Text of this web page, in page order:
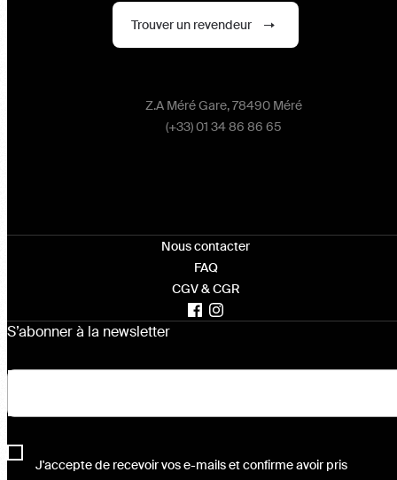
Trouver un revendeur
Z.A Méré Gare, 78490 Méré
(+33) 01 34 86 86 65
Nous contacter
FAQ
CGV & CGR
S’abonner à la newsletter
J'accepte de recevoir vos e-mails et confirme avoir pris